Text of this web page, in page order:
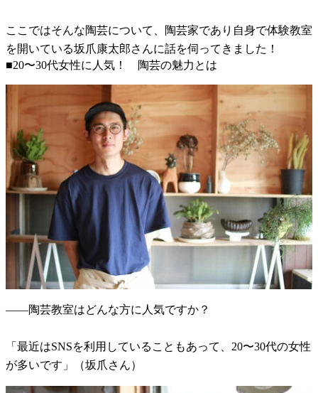
ここではそんな陶芸について、陶芸家であり自身で体験教室
を開いている坂爪康太郎さんに話を伺ってきました！
■20〜30代女性に人気！ 陶芸の魅力とは
——陶芸教室はどんな方に人気ですか？
「最近はSNSを利用していることもあって、20〜30代の女性
が多いです」（坂爪さん）